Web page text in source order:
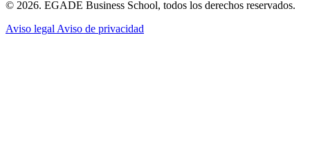
© 2026. EGADE Business School, todos los derechos reservados.
Aviso legal Aviso de privacidad